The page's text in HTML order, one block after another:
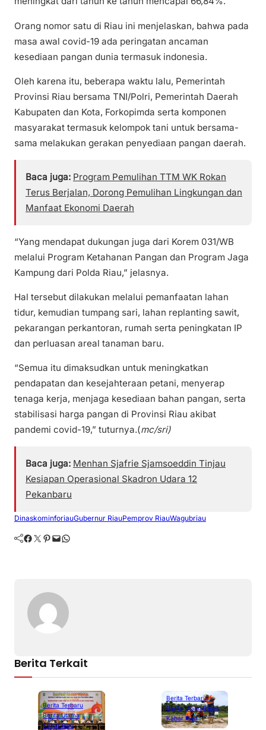
Orang nomor satu di Riau ini menjelaskan, bahwa pada
masa awal covid-19 ada peringatan ancaman
kesediaan pangan dunia termasuk indonesia.
Oleh karena itu, beberapa waktu lalu, Pemerintah
Provinsi Riau bersama TNI/Polri, Pemerintah Daerah
Kabupaten dan Kota, Forkopimda serta komponen
masyarakat termasuk kelompok tani untuk bersama-
sama melakukan gerakan penyediaan pangan daerah.
Baca juga: Program Pemulihan TTM WK Rokan
Terus Berjalan, Dorong Pemulihan Lingkungan dan
Manfaat Ekonomi Daerah
“Yang mendapat dukungan juga dari Korem 031/WB
melalui Program Ketahanan Pangan dan Program Jaga
Kampung dari Polda Riau,” jelasnya.
Hal tersebut dilakukan melalui pemanfaatan lahan
tidur, kemudian tumpang sari, lahan replanting sawit,
pekarangan perkantoran, rumah serta peningkatan IP
dan perluasan areal tanaman baru.
“Semua itu dimaksudkan untuk meningkatkan
pendapatan dan kesejahteraan petani, menyerap
tenaga kerja, menjaga kesediaan bahan pangan, serta
stabilisasi harga pangan di Provinsi Riau akibat
pandemi covid-19,” tuturnya.(mc/sri)
Baca juga: Menhan Sjafrie Sjamsoeddin Tinjau
Kesiapan Operasional Skadron Udara 12
Pekanbaru
DinaskominforiauGubernur RiauPemprov RiauWagubriau
Facebook Twitter Pinterest Mail WhatsApp
Berita Terkait
Berita Terbaru
Berita Utama
Kabar Riau
Berita Terbaru
Berita UtamaBisnis
Kabar Riau